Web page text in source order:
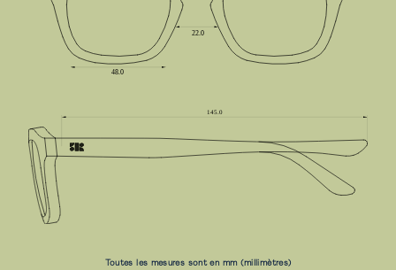
Toutes les mesures sont en mm (millimètres)